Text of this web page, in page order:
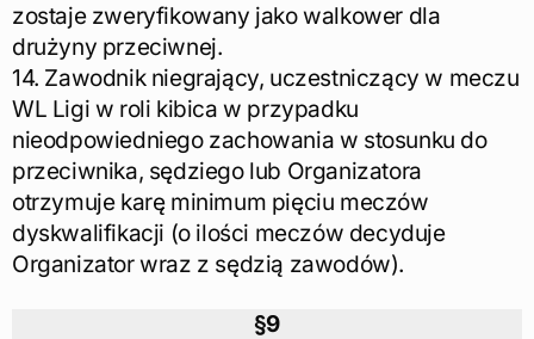
zostaje zweryfikowany jako walkower dla
drużyny przeciwnej.
14. Zawodnik niegrający, uczestniczący w meczu
WL Ligi w roli kibica w przypadku
nieodpowiedniego zachowania w stosunku do
przeciwnika, sędziego lub Organizatora
otrzymuje karę minimum pięciu meczów
dyskwalifikacji (o ilości meczów decyduje
Organizator wraz z sędzią zawodów).
§9